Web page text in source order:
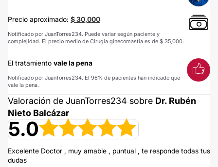
Precio aproximado: $ 30,000
Notificado por JuanTorres234. Puede variar según paciente y
complejidad. El precio medio de Cirugía ginecomastia es de $ 35,000.
El tratamiento vale la pena
Notificado por JuanTorres234. El 96% de pacientes han indicado que
vale la pena.
Valoración de JuanTorres234 sobre Dr. Rubén
Nieto Balcázar
5.0
Excelente Doctor , muy amable , puntual , te responde todas tus
dudas